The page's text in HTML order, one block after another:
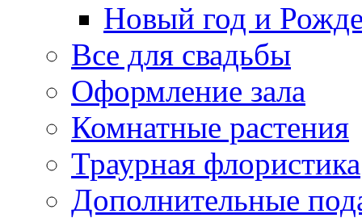
Новый год и
Все для свадьбы
Оформление зала
Комнатные растения
Траурная флористика
Дополнительные